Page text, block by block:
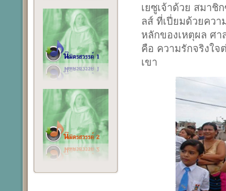
เยซูเจ้าด้วย สมา
ลส์ ที่เปี่ยมด้วยคว
หลักของเหตุผล ศ
คือ ความรักจริงใ
เขา